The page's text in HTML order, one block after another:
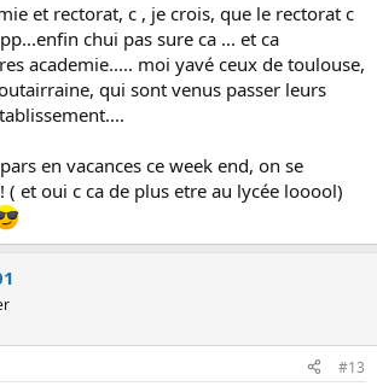
et rectorat, c , je crois, que le rectorat c
chui pas sure ca ... et ca
academie..... moi yavé ceux de toulouse,
qui sont venus passer leurs
en vacances ce week end, on se
et oui c ca de plus etre au lycée looool)
#13